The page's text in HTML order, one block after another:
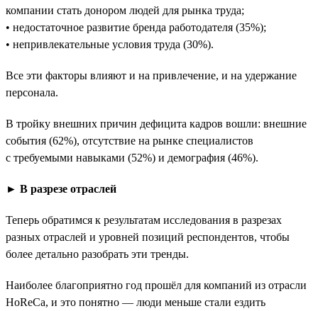
компании стать донором людей для рынка труда;
• недостаточное развитие бренда работодателя (35%);
• непривлекательные условия труда (30%).
Все эти факторы влияют и на привлечение, и на удержание
персонала.
В тройку внешних причин дефицита кадров вошли: внешние
события (62%), отсутствие на рынке специалистов
с требуемыми навыками (52%) и демография (46%).
► В разрезе отраслей
Теперь обратимся к результатам исследования в разрезах
разных отраслей и уровней позиций респондентов, чтобы
более детально разобрать эти тренды.
Наиболее благоприятно год прошёл для компаний из отрасли
HoReCa, и это понятно — люди меньше стали ездить